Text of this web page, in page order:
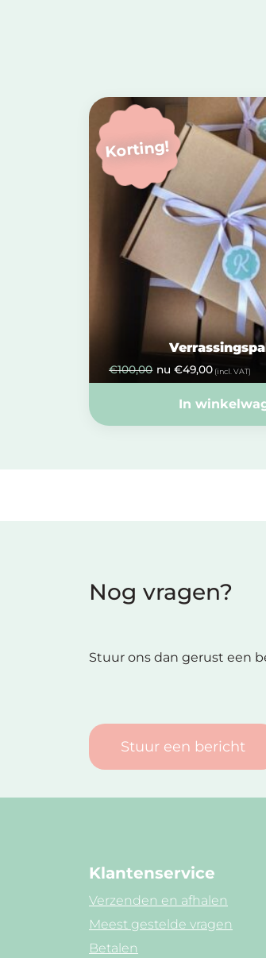
Korting!
€100,00 nu €49,00 (incl. VAT)
In
Nog vragen?
Stuur ons dan gerust een
Stuur een bericht
Klantenservice
Verzenden en afhalen
Meest gestelde vragen
Betalen